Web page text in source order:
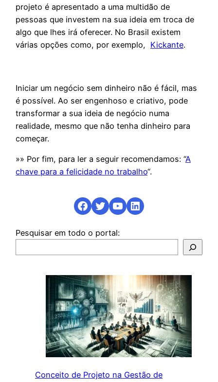
projeto é apresentado a uma multidão de
pessoas que investem na sua ideia em troca de
algo que lhes irá oferecer. No Brasil existem
várias opções como, por exemplo, Kickante.
Iniciar um negócio sem dinheiro não é fácil, mas
é possível. Ao ser engenhoso e criativo, pode
transformar a sua ideia de negócio numa
realidade, mesmo que não tenha dinheiro para
começar.
»» Por fim, para ler a seguir recomendamos: “A
chave para a felicidade no trabalho“.
Facebook
Twitter
YouTube
LinkedIn
Pesquisar em todo o portal:
Conceito de Projeto na Gestão de